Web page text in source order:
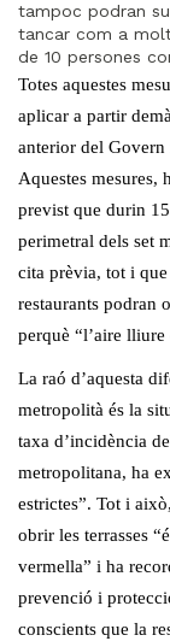
tampoc podran
tancar com a
de 10 persones
Totes aquestes
aplicar a partir
anterior del Govern
Aquestes mesures,
previst que durin
perimetral dels set
cita prèvia, tot i
restaurants podran
perquè “l’aire
La raó d’aquesta
metropolità és la
taxa d’incidència
metropolitana, ha
estrictes”. Tot i
obrir les terrasses
vermella” i ha
prevenció i
conscients que la